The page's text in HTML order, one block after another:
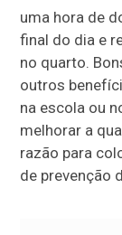
uma hora de
final do dia e
no quarto.
outros
na escola ou
melhorar a
razão para
de prevenção